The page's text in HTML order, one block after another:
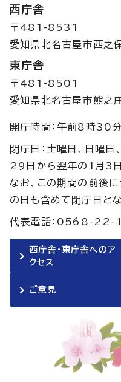
西庁舎
〒481-8531
愛知県北名古屋市西之
東庁舎
〒481-8501
愛知県北名古屋市熊之
開庁時間：午前8時30
閉庁日：土曜日、日曜
29日から翌年の1月3日
なお、この期間の前後
の日も含めて閉庁日と
代表電話：0568-22-
西庁舎・東庁舎へのア
クセス
ご意見